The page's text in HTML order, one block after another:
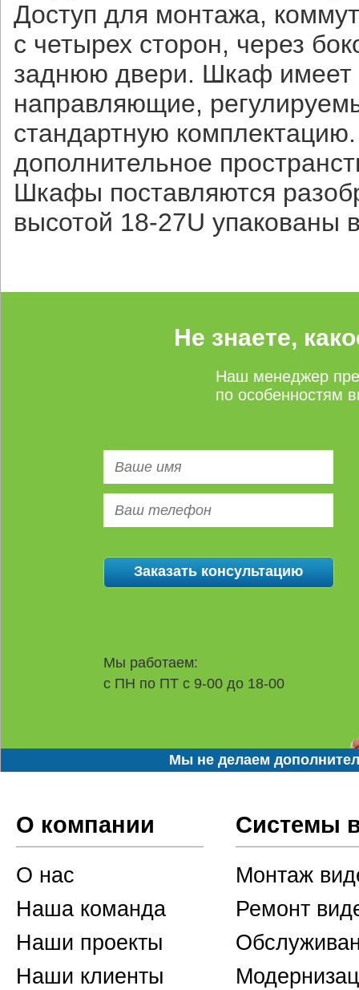
Доступ для монтажа,
с четырех сторон, через
заднюю двери. Шкаф имеет
направляющие,
стандартную
дополнительное
Шкафы поставляются
высотой 18-27U упакованы
Не знаете,
Наш менеджер
по особенностям
Мы работаем:
с ПН по ПТ с 9-00 до 18-00
Мы не делаем
О компании
О нас
Наша команда
Наши проекты
Наши клиенты
Системы
Монтаж
Ремонт